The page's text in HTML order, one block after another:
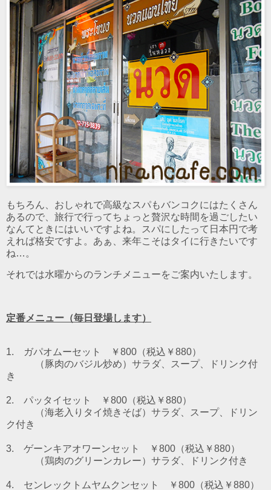
もちろん、おしゃれで高級なスパもバンコクにはたくさん
あるので、旅行で行ってちょっと贅沢な時間を過ごしたい
なんてときにはいいですよね。スパにしたって日本円で考
えれば格安ですよ。あぁ、来年こそはタイに行きたいです
ね…。
それでは水曜からのランチメニューをご案内いたします。
定番メニュー（毎日登場します）
1. ガパオムーセット ￥800（税込￥880）
（豚肉のバジル炒め） サラダ、スープ、ドリンク付
き
2. パッタイセット ￥800（税込￥880）
（海老入りタイ焼きそば） サラダ、スープ、ドリン
ク付き
3. ゲーンキアオワーンセット ￥800（税込￥880）
（鶏肉のグリーンカレー） サラダ、ドリンク付き
4. センレックトムヤムクンセット ￥800（税込￥880）